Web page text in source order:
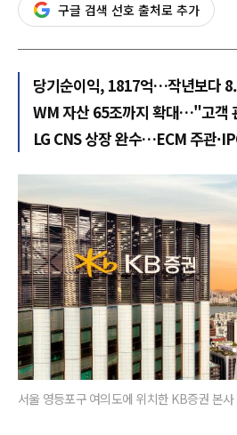
구글 검색 선호 출처로 추가
당기순이익, 1817억…작년보다
WM 자산 65조까지 확대…"고객
LG CNS 상장 완수…ECM 주관
서울 영등포구 여의도에 위치한 KB증권 본